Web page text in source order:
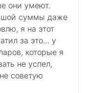
они умеют.
суммы даже
я на этот
за это… у
которые я
не успел,
советую